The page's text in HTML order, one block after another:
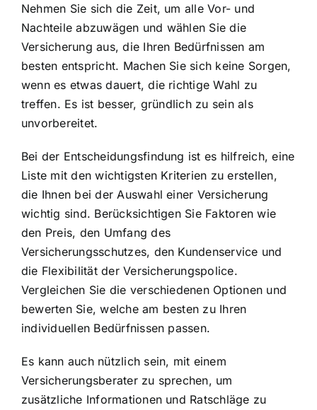
Nehmen Sie sich die Zeit, um alle Vor- und
Nachteile abzuwägen und wählen Sie die
Versicherung aus, die Ihren Bedürfnissen am
besten entspricht. Machen Sie sich keine Sorgen,
wenn es etwas dauert, die richtige Wahl zu
treffen. Es ist besser, gründlich zu sein als
unvorbereitet.
Bei der Entscheidungsfindung ist es hilfreich, eine
Liste mit den wichtigsten Kriterien zu erstellen,
die Ihnen bei der Auswahl einer Versicherung
wichtig sind. Berücksichtigen Sie Faktoren wie
den Preis, den Umfang des
Versicherungsschutzes, den Kundenservice und
die Flexibilität der Versicherungspolice.
Vergleichen Sie die verschiedenen Optionen und
bewerten Sie, welche am besten zu Ihren
individuellen Bedürfnissen passen.
Es kann auch nützlich sein, mit einem
Versicherungsberater zu sprechen, um
zusätzliche Informationen und Ratschläge zu